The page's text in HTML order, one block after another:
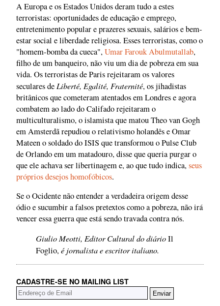
A Europa e os Estados Unidos deram tudo a estes
terroristas: oportunidades de educação e emprego,
entretenimento popular e prazeres sexuais, salários e bem-
estar social e liberdade religiosa. Esses terroristas, como o
"homem-bomba da cueca",Umar Farouk Abulmutallab,
filho de um banqueiro, não viu um dia de pobreza em sua
vida. Os terroristas de Paris rejeitaram os valores
seculares de Liberté, Egalité, Fraternité, os jihadistas
britânicos que cometeram atentados em Londres e agora
combatem ao lado do Califado rejeitaram o
multiculturalismo, o islamista que matou Theo van Gogh
em Amsterdã repudiou o relativismo holandês e Omar
Mateen o soldado do ISIS que transformou o Pulse Club
de Orlando em um matadouro, disse que queria purgar o
que ele achava ser libertinagem e, ao que tudo indica,seus
próprios desejos homofóbicos.
Se o Ocidente não entender a verdadeira origem desse
ódio e sucumbir a falsos pretextos como a pobreza, não irá
vencer essa guerra que está sendo travada contra nós.
Giulio Meotti, Editor Cultural do diárioIl
Foglio,é jornalista e escritor italiano.
CADASTRE-SE NO MAILING LIST